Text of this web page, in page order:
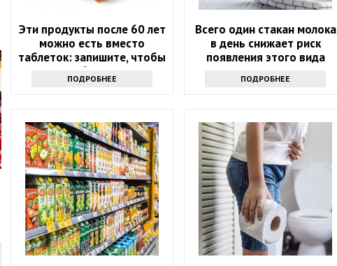
Эти продукты после 60 лет
можно есть вместо
таблеток: запишите, чтобы
не болеть
ПОДРОБНЕЕ
Всего один стакан молока
в день снижает риск
появления этого вида
только молоко
ПОДРОБНЕЕ